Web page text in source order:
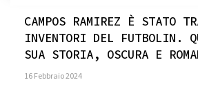
CAMPOS RAMIREZ È STATO
INVENTORI DEL FUTBOLIN.
SUA STORIA, OSCURA E
16 Febbraio 2024